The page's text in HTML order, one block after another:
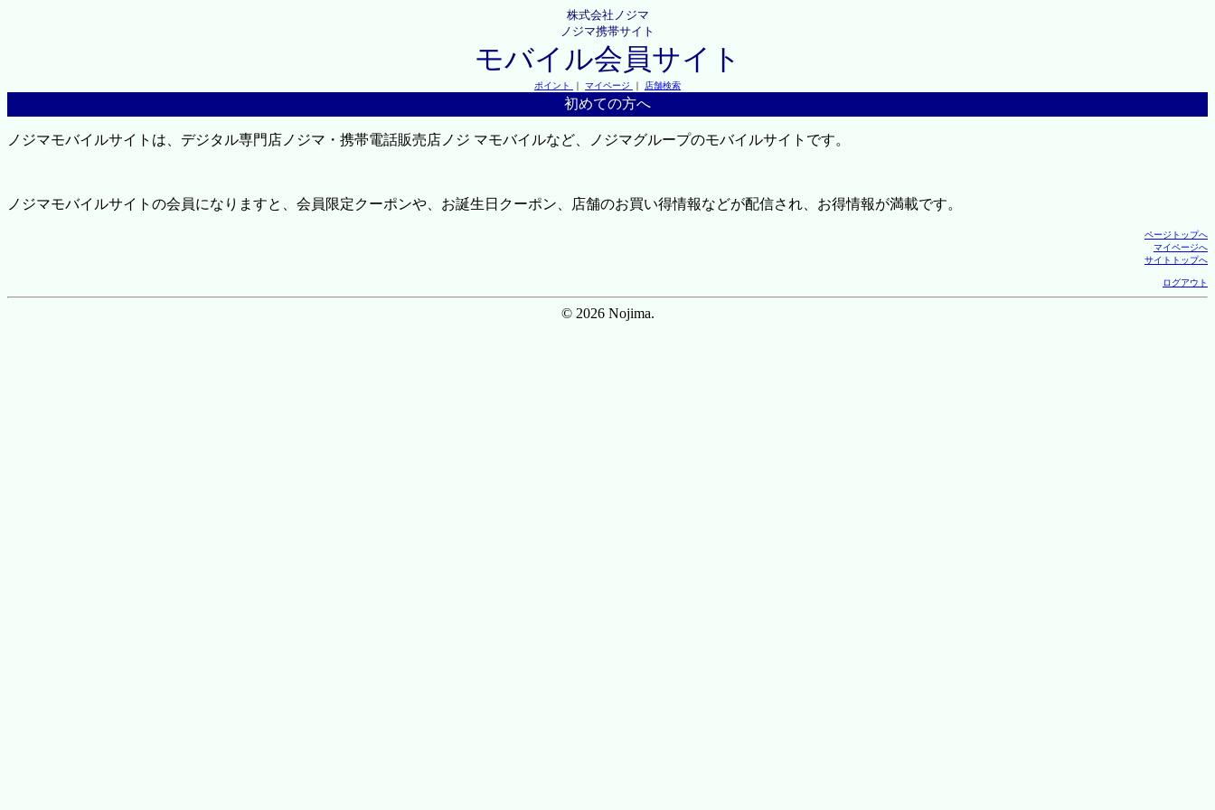
株式会社ノジマ
ノジマ携帯サイト
モバイル会員サイト
ポイント ｜ マイページ ｜ 店舗検索
初めての方へ
ノジマモバイルサイトは、デジタル専門店ノジマ・携帯電話販売店ノジ マモバイルなど、ノジマグループのモバイルサイトです。
ノジマモバイルサイトの会員になりますと、会員限定クーポンや、お誕生日クーポン、店舗のお買い得情報などが配信され、お得情報が満載です。
ページトップへ
マイページへ
サイトトップへ
ログアウト
© 2026 Nojima.